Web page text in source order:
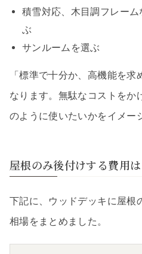
積雪対応、木目調フレー
ぶ
サンルームを選ぶ
「標準で十分か、高機能を求
なります。無駄なコストをか
のように使いたいかをイメー
屋根のみ後付けする費用は
下記に、ウッドデッキに屋根
相場をまとめました。